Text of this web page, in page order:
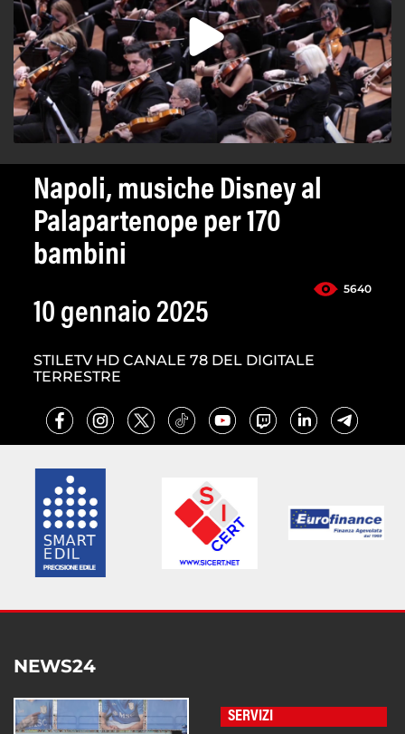
Napoli, musiche Disney al
Palapartenope per 170
bambini
5640
10 gennaio 2025
STILETV HD CANALE 78 DEL DIGITALE
TERRESTRE
NEWS24
SERVIZI